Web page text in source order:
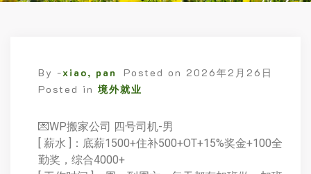
By -xiao, pan Posted on 2026年2月26日
Posted in 境外就业
💌WP搬家公司 四号司机-男
[ 薪水 ]：底薪1500+住补500+OT+15%奖金+100全
勤奖，综合4000+